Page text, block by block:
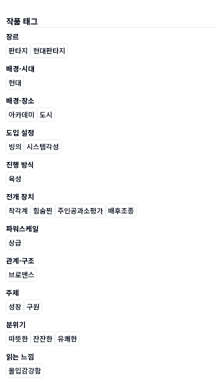
작품 태그
장르
판타지 현대판타지
배경·시대
현대
배경·장소
아카데미 도시
도입 설정
빙의 시스템각성
진행 방식
육성
전개 장치
착각계 힘숨찐 주인공과소평가 배후조종
파워스케일
상급
관계·구조
브로맨스
주제
성장 구원
분위기
따뜻한 잔잔한 유쾌한
읽는 느낌
몰입감강함